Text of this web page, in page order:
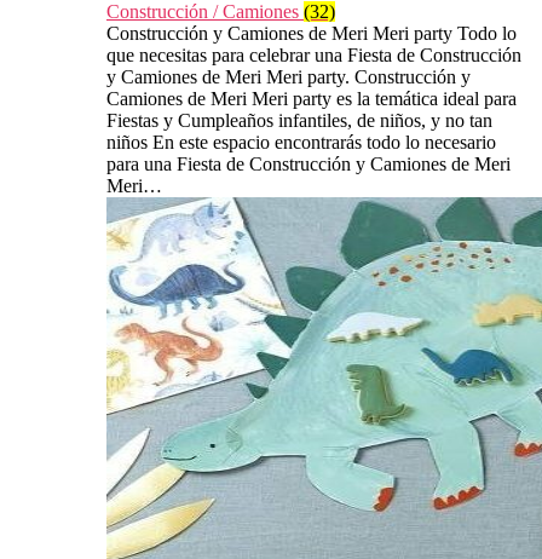
Construcción / Camiones (32)
Construcción y Camiones de Meri Meri party Todo lo
que necesitas para celebrar una Fiesta de Construcción
y Camiones de Meri Meri party. Construcción y
Camiones de Meri Meri party es la temática ideal para
Fiestas y Cumpleaños infantiles, de niños, y no tan
niños En este espacio encontrarás todo lo necesario
para una Fiesta de Construcción y Camiones de Meri
Meri…